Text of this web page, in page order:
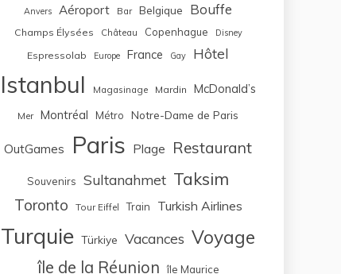
Anvers Aéroport Bar Belgique Bouffe
Champs Élysées Château Copenhague Disney
Espressolab Europe France Gay Hôtel
Istanbul Magasinage Mardin McDonald’s
Mer Montréal Métro Notre-Dame de Paris
OutGames Paris Plage Restaurant
Souvenirs Sultanahmet Taksim
Toronto Tour Eiffel Train Turkish Airlines
Turquie Türkiye Vacances Voyage
île de la Réunion île Maurice